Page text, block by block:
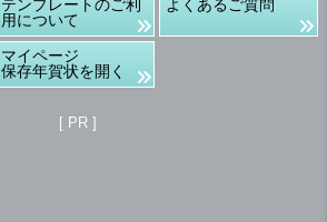
テンプレートのご利
用について
よくあるご質問
マイページ
保存年賀状を開く
[ PR ]